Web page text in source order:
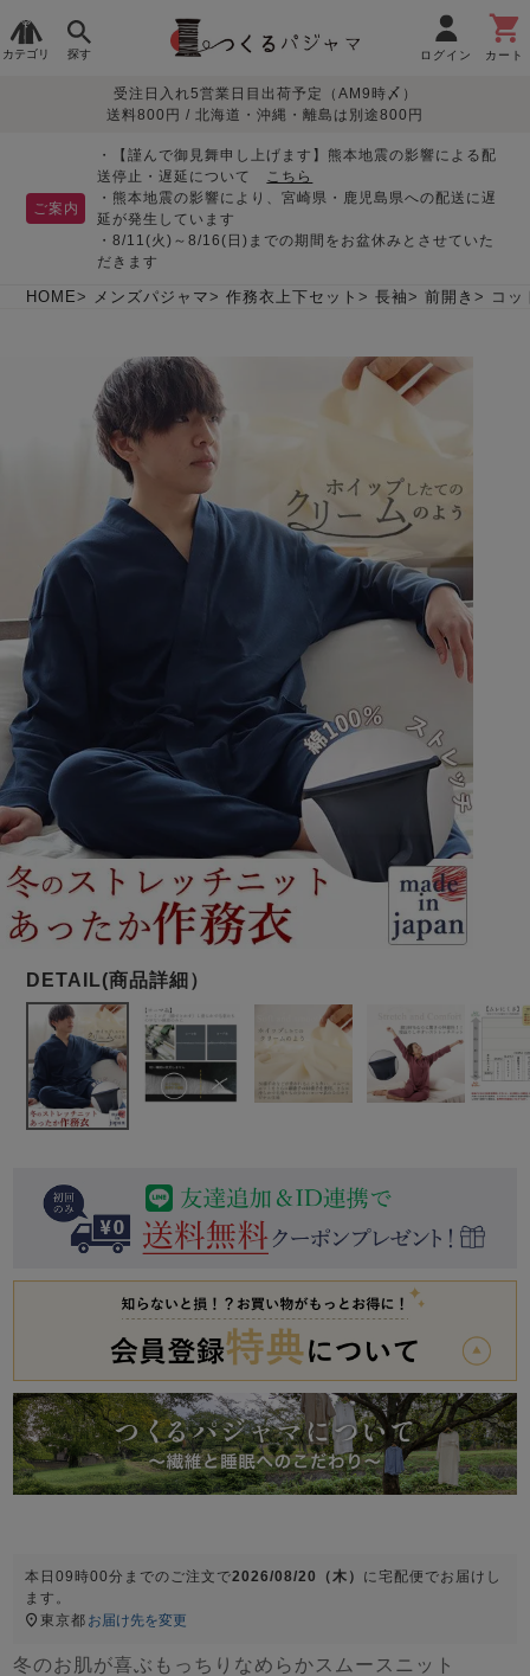
カテゴリ 探す ログイン カート
レディースパジャマ
夏 秋 冬
メンズパジャマ
春 秋 冬
ガールズパジャマ
春 夏 冬
生地で
さがす
オーガニック素材 サテン織り
サッカー/ちぢみ 楊
ニット/ストレッチ 起毛/フランネル
柄物
売れ筋ランキング
すべての生地一覧はこちら
目的別で
さがす
敏感肌用
パジャマ
入院・介護
胸が目立たない
マタニティ
パジャマ
体型別におすすめパジ
ルームウェア
インナーウェア カタログギフト
売れ筋ランキング
- Item Ranking -
- New Arrival -
目的別でさがす一覧はこちら
デザインで
さがす
パジャマ
前開き
羽織・バスロ
ーブ
上着単品
すべてのメン
ズ
パジャマ
長袖 七分袖
前開き スリーパー
作務衣
ーブ
上着単品
ズボン単品
すべてのキッ
パジャマ
夏パジャマ特集 つくるパジャマとは
お支払い・送料・配送
について
返品・交換について
安心の日本製
SDGsの取り組み
受注日入れ5営業日目出荷予定（AM9時〆）
送料800円 / 北海道・沖縄・離島は別途800円
ご案内
・【謹んで御見舞申し上げます】熊本地震の影響による配
送停止・遅延について こちら
・熊本地震の影響により、宮崎県・鹿児島県への配送に遅
延が発生しています
・8/11(火)～8/16(日)までの期間をお盆休みとさせていた
だきます
HOME メンズパジャマ 作務衣上下セット 長袖 前開き コッ
本日09時00分 までのご注文で2026/08/20（木） に宅配便 でお届けし
ます。
東京都 お届け先を変更
冬のお肌が喜ぶもっちりなめらかスムースニット